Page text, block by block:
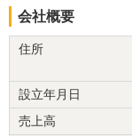
る場面もあったかと
ことを、重ねて感謝
今回のリフォームで
適で豊かなものにす
また今後気になって
たので、気軽にご相
け下さい。
会社概要
住所
設立年月日
売上高